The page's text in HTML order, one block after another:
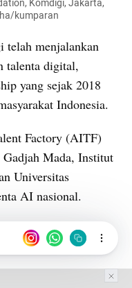
Komdigi, Jakarta,
kumparan
telah menjalankan
talenta digital,
yang sejak 2018
Indonesia.
Factory (AITF)
Gadjah Mada, Institut
Universitas
AI nasional.